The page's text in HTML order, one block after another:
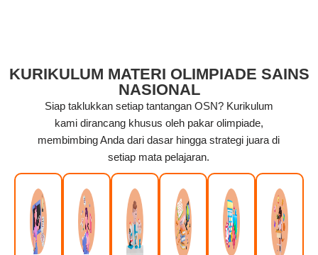
KURIKULUM MATERI OLIMPIADE SAINS
NASIONAL
Siap taklukkan setiap tantangan OSN? Kurikulum
kami dirancang khusus oleh pakar olimpiade,
membimbing Anda dari dasar hingga strategi juara di
setiap mata pelajaran.